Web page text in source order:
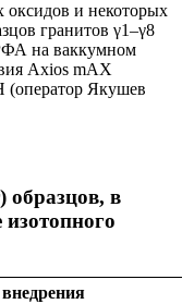
и некоторых
гранитов γ1–γ8
на ваккумном
Axios mAX
Якушев
образцов, в